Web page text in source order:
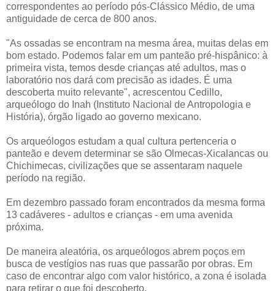
correspondentes ao período pós-Clássico Médio, de uma
antiguidade de cerca de 800 anos.
"As ossadas se encontram na mesma área, muitas delas em
bom estado. Podemos falar em um panteão pré-hispânico: à
primeira vista, temos desde crianças até adultos, mas o
laboratório nos dará com precisão as idades. É uma
descoberta muito relevante", acrescentou Cedillo,
arqueólogo do Inah (Instituto Nacional de Antropologia e
História), órgão ligado ao governo mexicano.
Os arqueólogos estudam a qual cultura pertenceria o
panteão e devem determinar se são Olmecas-Xicalancas ou
Chichimecas, civilizações que se assentaram naquele
período na região.
Em dezembro passado foram encontrados da mesma forma
13 cadáveres - adultos e crianças - em uma avenida
próxima.
De maneira aleatória, os arqueólogos abrem poços em
busca de vestígios nas ruas que passarão por obras. Em
caso de encontrar algo com valor histórico, a zona é isolada
para retirar o que foi descoberto.